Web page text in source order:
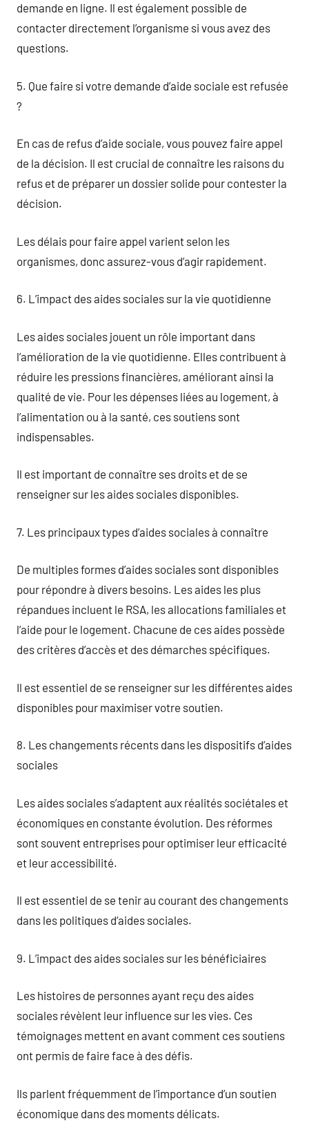
demande en ligne. Il est également possible de
contacter directement l’organisme si vous avez des
questions.
5. Que faire si votre demande d’aide sociale est refusée
?
En cas de refus d’aide sociale, vous pouvez faire appel
de la décision. Il est crucial de connaître les raisons du
refus et de préparer un dossier solide pour contester la
décision.
Les délais pour faire appel varient selon les
organismes, donc assurez-vous d’agir rapidement.
6. L’impact des aides sociales sur la vie quotidienne
Les aides sociales jouent un rôle important dans
l’amélioration de la vie quotidienne. Elles contribuent à
réduire les pressions financières, améliorant ainsi la
qualité de vie. Pour les dépenses liées au logement, à
l’alimentation ou à la santé, ces soutiens sont
indispensables.
Il est important de connaître ses droits et de se
renseigner sur les aides sociales disponibles.
7. Les principaux types d’aides sociales à connaître
De multiples formes d’aides sociales sont disponibles
pour répondre à divers besoins. Les aides les plus
répandues incluent le RSA, les allocations familiales et
l’aide pour le logement. Chacune de ces aides possède
des critères d’accès et des démarches spécifiques.
Il est essentiel de se renseigner sur les différentes aides
disponibles pour maximiser votre soutien.
8. Les changements récents dans les dispositifs d’aides
sociales
Les aides sociales s’adaptent aux réalités sociétales et
économiques en constante évolution. Des réformes
sont souvent entreprises pour optimiser leur efficacité
et leur accessibilité.
Il est essentiel de se tenir au courant des changements
dans les politiques d’aides sociales.
9. L’impact des aides sociales sur les bénéficiaires
Les histoires de personnes ayant reçu des aides
sociales révèlent leur influence sur les vies. Ces
témoignages mettent en avant comment ces soutiens
ont permis de faire face à des défis.
Ils parlent fréquemment de l’importance d’un soutien
économique dans des moments délicats.